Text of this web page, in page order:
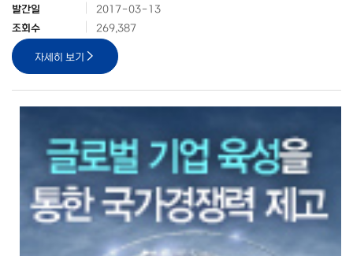
발간일
2017-03-13
조회수
269,387
자세히 보기